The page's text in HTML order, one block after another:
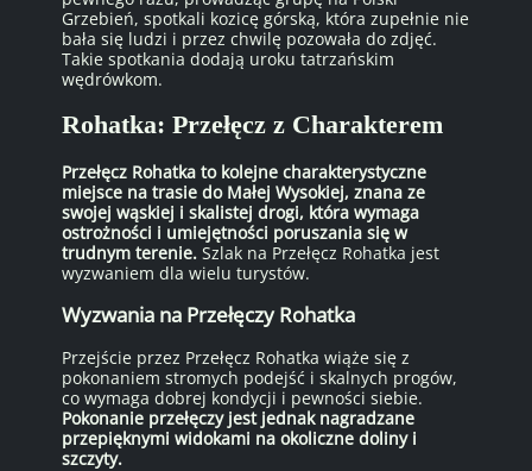
Grzebień, spotkali kozicę górską, która zupełnie nie
bała się ludzi i przez chwilę pozowała do zdjęć.
Takie spotkania dodają uroku tatrzańskim
wędrówkom.
Rohatka: Przełęcz z Charakterem
Przełęcz Rohatka to kolejne charakterystyczne
miejsce na trasie do Małej Wysokiej, znana ze
swojej wąskiej i skalistej drogi, która wymaga
ostrożności i umiejętności poruszania się w
trudnym terenie. Szlak na Przełęcz Rohatka jest
wyzwaniem dla wielu turystów.
Wyzwania na Przełęczy Rohatka
Przejście przez Przełęcz Rohatka wiąże się z
pokonaniem stromych podejść i skalnych progów,
co wymaga dobrej kondycji i pewności siebie.
Pokonanie przełęczy jest jednak nagradzane
przepięknymi widokami na okoliczne doliny i
szczyty.